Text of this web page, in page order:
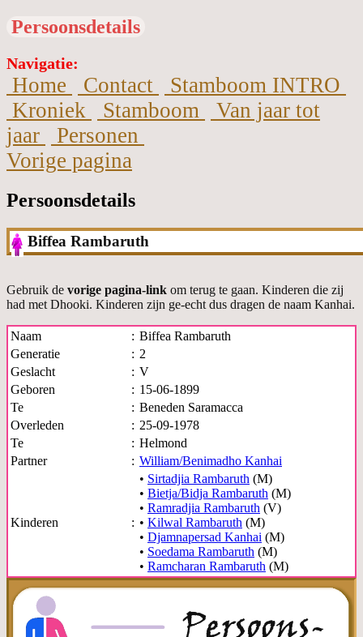
Persoonsdetails
Navigatie:
Home Contact
Stamboom INTRO
Kroniek
Stamboom
Van jaar tot
jaar
Personen
Vorige pagina
Persoonsdetails
Biffea Rambaruth
Gebruik de vorige pagina-link om terug te gaan. Kinderen die zij
had met Dhooki. Kinderen zijn ge-echt dus dragen de naam Kanhai.
Naam : Biffea Rambaruth
Generatie
: 2
Geslacht
: V
Geboren
: 15-06-1899
Te
: Beneden Saramacca
Overleden
: 25-09-1978
Te
: Helmond
Partner
: William/Benimadho Kanhai
Kinderen :
• Sirtadjia Rambaruth (M)
• Bietja/Bidja Rambaruth (M)
• Ramradjia Rambaruth (V)
• Kilwal Rambaruth (M)
• Djamnapersad Kanhai (M)
• Soedama Rambaruth (M)
• Ramcharan Rambaruth (M)